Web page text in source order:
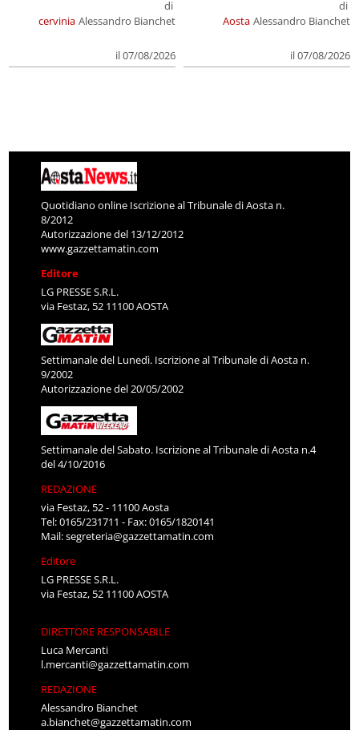
cervinia
di
Alessandro Bianchet
il 07/08/2026
Aosta
di
Alessandro Bianchet
il 07/08/2026
Quotidiano online Iscrizione al Tribunale di Aosta n.
8/2012
Autorizzazione del 13/12/2012
www.gazzettamatin.com
Editore
LG PRESSE S.R.L.
via Festaz, 52 11100 AOSTA
Settimanale del Lunedì. Iscrizione al Tribunale di Aosta n.
9/2002
Autorizzazione del 20/05/2002
Settimanale del Sabato. Iscrizione al Tribunale di Aosta n.4
del 4/10/2016
REDAZIONE
via Festaz, 52 - 11100 Aosta
Tel: 0165/231711 - Fax: 0165/1820141
Mail:segreteria@gazzettamatin.com
Editore
LG PRESSE S.R.L.
via Festaz, 52 11100 AOSTA
DIRETTORE RESPONSABILE
Luca Mercanti
l.mercanti@gazzettamatin.com
REDAZIONE
Alessandro Bianchet
a.bianchet@gazzettamatin.com